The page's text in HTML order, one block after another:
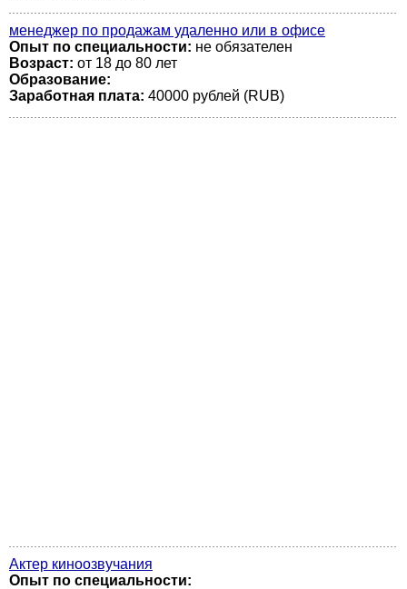
менеджер по продажам удаленно или в офисе
Опыт по специальности: не обязателен
Возраст: от 18 до 80 лет
Образование:
Заработная плата: 40000 рублей (RUB)
Актер киноозвучания
Опыт по специальности: